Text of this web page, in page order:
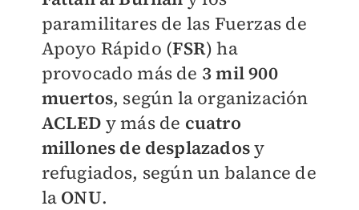
paramilitares de las Fuerzas de
Apoyo Rápido (FSR) ha
provocado más de 3 mil 900
muertos, según la organización
ACLED y más de cuatro
millones de desplazadosy
refugiados, según un balance de
la ONU.